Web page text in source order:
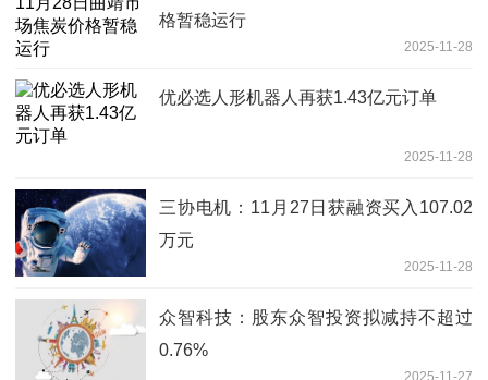
格暂稳运行
2025-11-28
优必选人形机器人再获1.43亿元订单
2025-11-28
三协电机：11月27日获融资买入107.02
万元
2025-11-28
众智科技：股东众智投资拟减持不超过
0.76%
2025-11-27